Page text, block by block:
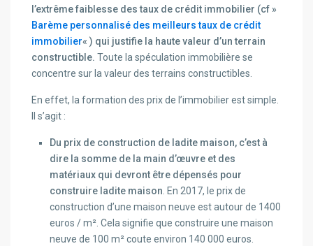
l’extrême faiblesse des taux de crédit immobilier (cf »
Barème personnalisé des meilleurs taux de crédit
immobilier« ) qui justifie la haute valeur d’un terrain
constructible.Toute la spéculation immobilière se
concentre sur la valeur des terrains constructibles.
En effet, la formation des prix de l’immobilier est simple.
Il s’agit :
Du prix de construction de ladite maison, c’est à
dire la somme de la main d’œuvre et des
matériaux qui devront être dépensés pour
construire ladite maison . En 2017, le prix de
construction d’une maison neuve est autour de 1400
euros / m². Cela signifie que construire une maison
neuve de 100 m² coute environ 140 000 euros.